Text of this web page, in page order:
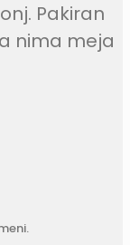
Pakiran
nima meja